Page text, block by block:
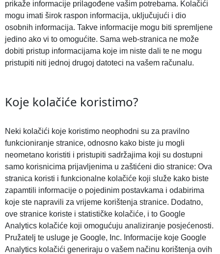
prikaže informacije prilagođene vašim potrebama. Kolačići
mogu imati širok raspon informacija, uključujući i dio
osobnih informacija. Takve informacije mogu biti spremljene
jedino ako vi to omogućite. Sama web-stranica ne može
dobiti pristup informacijama koje im niste dali te ne mogu
pristupiti niti jednoj drugoj datoteci na vašem računalu.
Koje kolačiće koristimo?
Neki kolačići koje koristimo neophodni su za pravilno
funkcioniranje stranice, odnosno kako biste ju mogli
neometano koristiti i pristupiti sadržajima koji su dostupni
samo korisnicima prijavljenima u zaštićeni dio stranice: Ova
stranica koristi i funkcionalne kolačiće koji služe kako biste
zapamtili informacije o pojedinim postavkama i odabirima
koje ste napravili za vrijeme korištenja stranice. Dodatno,
ove stranice koriste i statističke kolačiće, i to Google
Analytics kolačiće koji omogućuju analiziranje posjećenosti.
Pružatelj te usluge je Google, Inc. Informacije koje Google
Analytics kolačići generiraju o vašem načinu korištenja ovih